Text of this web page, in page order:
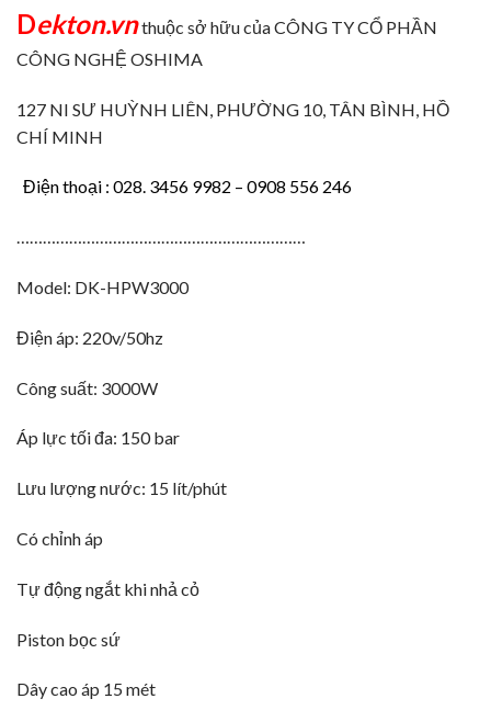
Dekton.vnthuộc sở hữu của CÔNG TY CỔ PHẦN
CÔNG NGHỆ OSHIMA
127 NI SƯ HUỲNH LIÊN, PHƯỜNG 10, TÂN BÌNH, HỒ
CHÍ MINH
Điện thoại : 028. 3456 9982 – 0908 556 246
…………………………………………………………
Model: DK-HPW3000
Điện áp: 220v/50hz
Công suất: 3000W
Áp lực tối đa: 150 bar
Lưu lượng nước: 15 lít/phút
Có chỉnh áp
Tự động ngắt khi nhả cỏ
Piston bọc sứ
Dây cao áp 15 mét